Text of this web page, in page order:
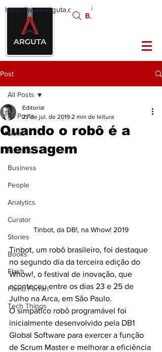
FATOS
https://www.arguta.com.br/
Busca:
Post
All Posts
News
Futures
Business
People
Analytics
Curator
Stories
Books
Flash
Flavio Ferrari
Tech Things
All Posts
Quando o robô é a
mensagem
Editorial
27 de jul. de 2019 2 min de leitura
Tinbot, da DB!, na Whow! 2019
Tinbot, um robô brasileiro, foi destaque
no segundo dia da terceira edição do
Whow!, o festival de inovação, que
aconteceu entre os dias 23 e 25 de
Julho na Arca, em São Paulo.
O simpático robô programável foi
inicialmente desenvolvido pela DB1
Global Software para exercer a função
de Scrum Master e melhorar a eficiência